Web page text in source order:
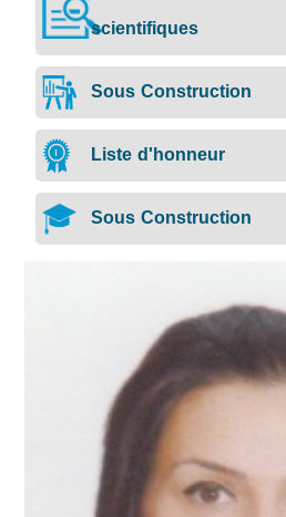
scientifiques
Sous Construction
Liste d'honneur
Sous Construction